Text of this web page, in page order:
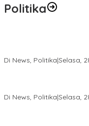
Politika
Di News, Politika|Selasa,
Di News, Politika|Selasa,